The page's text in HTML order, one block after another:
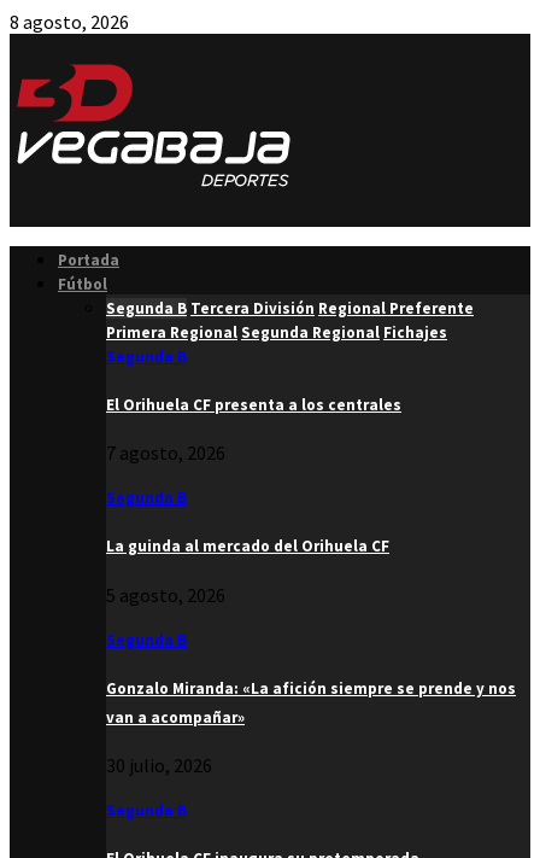
8 agosto, 2026
Portada
Fútbol
Segunda B Tercera División Regional Preferente
Primera RegionalSegunda Regional Fichajes
Segunda B
El Orihuela CF presenta a los centrales
7 agosto, 2026
Segunda B
La guinda al mercado del Orihuela CF
5 agosto, 2026
Segunda B
Gonzalo Miranda: «La afición siempre se prende y nos
van a acompañar»
30 julio, 2026
Segunda B